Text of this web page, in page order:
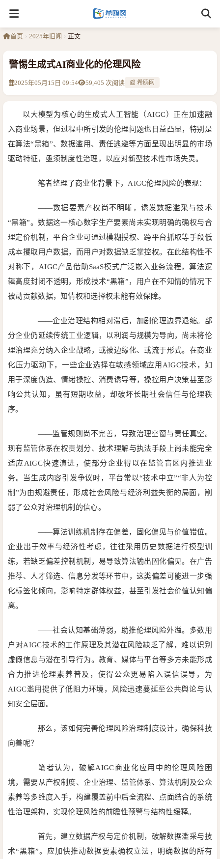
首页 › 2025年旧闻 › 正文
警惕生成式AI商业化的伦理风险
2025年05月15日 09:54 59,405 次阅读 📰 希鸥网
以大模型为核心的生成式人工智能（AIGC）正在加速融
入商业场景，但过程中所引发的伦理问题也日益凸显，特别是
在算法“黑箱”、数据滥用、责任逃避等方面呈现出明显的市场
驱动特征，亟须制度性治理，以应对新型技术性市场失灵。
笔者整理了商业化背景下，AIGC伦理风险的表现：
——数据要素产权尚不明晰，诱发数据滥采与技术
“黑箱”。数据这一核心数字生产要素尚未实现明确的确权与合
理定价机制，平台企业可通过模糊授权、跨平台抓取等手段低
成本攫取用户数据，而用户对数据缺乏掌控权。在此结构性不
对称下，AIGC产品借助SaaS模式广泛嵌入业务流程，算法逻
辑高度封闭不透明，形成技术“黑箱”，用户在不知情的情况下
被动贡献数据，知情权和选择权未能有效保障。
——企业治理结构相对滞后，加剧伦理边界退缩。部
分企业仍延续传统工业逻辑，以利润与规模为导向，尚未将伦
理治理充分纳入企业战略，或被边缘化、或流于形式。在商业
化压力驱动下，一些企业选择在敏感领域应用AIGC技术，如
用于深度伪造、情绪操控、消费诱导等，操控用户决策甚至影
响公共认知，虽有短期收益，却破坏长期社会信任与伦理秩
序。
——监管规则尚不完善，导致治理空窗与责任真空。
现有监管体系在权责划分、技术理解与执法手段上尚未能完全
适应AIGC快速演进，使部分企业得以在监管盲区内推进业
务。当生成内容引发争议时，平台常以“技术中立”“非人为控
制”为由规避责任，形成社会风险与经济利益失衡的局面，削
弱了公众对治理机制的信心。
——算法训练机制存在偏差，固化偏见与价值错位。
企业出于效率与经济性考虑，往往采用历史数据进行模型训
练，若缺乏偏差控制机制，易导致算法输出固化偏见。在广告
推荐、人才筛选、信息分发等环节中，这类偏差可能进一步强
化标签化倾向，影响特定群体权益，甚至引发社会价值认知偏
离。
——社会认知基础薄弱，助推伦理风险外溢。多数用
户对AIGC技术的工作原理及其潜在风险缺乏了解，难以识别
虚假信息与潜在引导行为。教育、媒体与平台等多方未能形成
合力推进伦理素养普及，使得公众更易陷入误信误导，为
AIGC滥用提供了低阻力环境，风险迅速蔓延至公共舆论与认
知安全层面。
那么，该如何完善伦理风险治理制度设计，确保科技
向善呢？
笔者认为，破解AIGC商业化应用中的伦理风险困
境，需要从产权制度、企业治理、监管体系、算法机制及公众
素养等多维度入手，构建覆盖前中后全流程、点面结合的系统
性治理架构，实现伦理风险的前瞻性预警与结构性缓释。
首先，建立数据产权与定价机制，破解数据滥采与技
术“黑箱”。应加快推动数据要素确权立法，明确数据的所有